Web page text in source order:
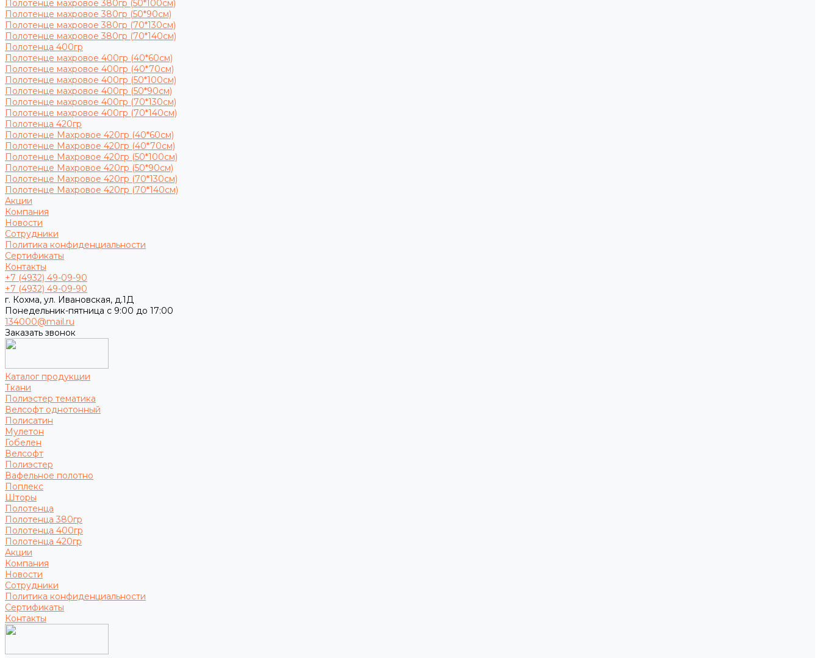
Полотенце махровое 380гр (50*100см)
Полотенце махровое 380гр (50*90см)
Полотенце махровое 380гр (70*130см)
Полотенце махровое 380гр (70*140см)
Полотенца 400гр
Полотенце махровое 400гр (40*60см)
Полотенце махровое 400гр (40*70см)
Полотенце махровое 400гр (50*100см)
Полотенце махровое 400гр (50*90см)
Полотенце махровое 400гр (70*130см)
Полотенце махровое 400гр (70*140см)
Полотенца 420гр
Полотенце Махровое 420гр (40*60см)
Полотенце Махровое 420гр (40*70см)
Полотенце Махровое 420гр (50*100см)
Полотенце Махровое 420гр (50*90см)
Полотенце Махровое 420гр (70*130см)
Полотенце Махровое 420гр (70*140см)
Акции
Компания
Новости
Сотрудники
Политика конфиденциальности
Сертификаты
Контакты
+7 (4932) 49-09-90
+7 (4932) 49-09-90
г. Кохма, ул. Ивановская, д.1Д
Понедельник-пятница с 9:00 до 17:00
134000@mail.ru
Заказать звонок
Каталог продукции
Ткани
Полиэстер тематика
Велсофт однотонный
Полисатин
Мулетон
Гобелен
Велсофт
Полиэстер
Вафельное полотно
Поплекс
Шторы
Полотенца
Полотенца 380гр
Полотенца 400гр
Полотенца 420гр
Акции
Компания
Новости
Сотрудники
Политика конфиденциальности
Сертификаты
Контакты